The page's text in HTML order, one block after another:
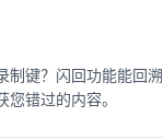
制键？闪回功能能回
您错过的内容。